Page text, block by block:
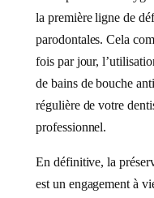
la première ligne de
parodontales. Cela
fois par jour,
de bains de bouche
régulière de votre
professionnel.
En définitive, la
est un engagement à